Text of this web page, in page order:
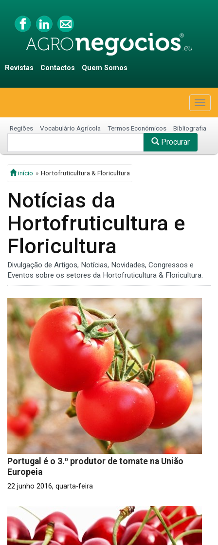
Revistas Contactos Quem Somos
Regiões Vocabulário Agrícola Termos Económicos Bibliografia
Procurar
início Hortofruticultura & Floricultura
Notícias da
Hortofruticultura e
Floricultura
Divulgação de Artigos, Notícias, Novidades, Congressos e
Eventos sobre os setores da Hortofruticultura & Floricultura.
Portugal é o 3.º produtor de tomate na União
Europeia
22 junho 2016, quarta-feira